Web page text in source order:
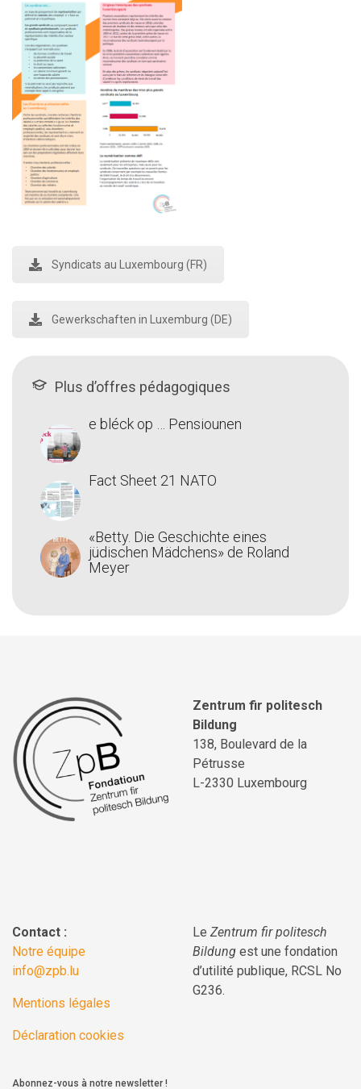
Syndicats au Luxembourg (FR)
Gewerkschaften in Luxemburg (DE)
Plus d’offres pédagogiques
e bléck op … Pensiounen
Fact Sheet 21 NATO
«Betty. Die Geschichte eines
jüdischen Mädchens» de Roland
Meyer
Zentrum fir politesch
Bildung
138, Boulevard de la
Pétrusse
L-2330 Luxembourg
Contact :
Notre équipe
info@zpb.lu
Mentions légales
Déclaration cookies
Le Zentrum fir politesch
Bildung est une fondation
d’utilité publique, RCSL No
G236.
Abonnez-vous à notre newsletter !